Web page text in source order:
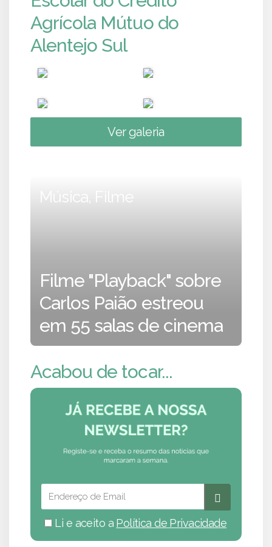
Agrícola Mútuo do
Alentejo Sul
Ver galeria
Música, Filme
Filme "Playback" sobre
Carlos Paião estreou
em 55 salas de cinema
Acabou de tocar...
Li e aceito a Política de Privacidade